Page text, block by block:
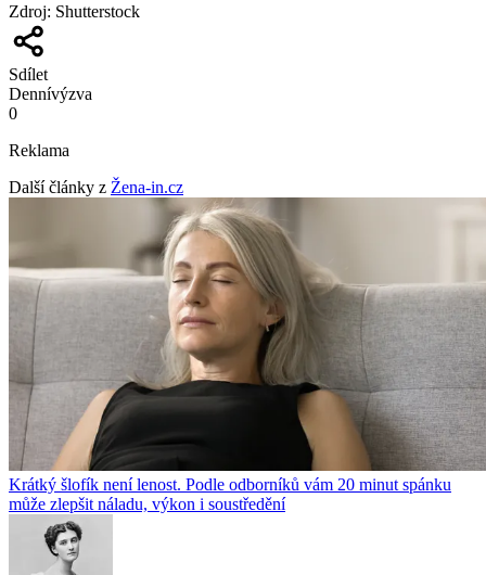
Zdroj: Shutterstock
Sdílet
Dennívýzva
0
Reklama
Další články z Žena-in.cz
Krátký šlofík není lenost. Podle odborníků vám 20 minut spánku
může zlepšit náladu, výkon i soustředění